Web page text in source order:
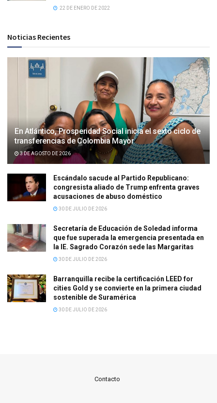
22 DE ENERO DE 2022
Noticias Recientes
En Atlántico, Prosperidad Social inicia el sexto ciclo de
transferencias de Colombia Mayor
3 DE AGOSTO DE 2026
Escándalo sacude al Partido Republicano:
congresista aliado de Trump enfrenta graves
acusaciones de abuso doméstico
30 DE JULIO DE 2026
Secretaría de Educación de Soledad informa
que fue superada la emergencia presentada en
la IE. Sagrado Corazón sede las Margaritas
30 DE JULIO DE 2026
Barranquilla recibe la certificación LEED for
cities Gold y se convierte en la primera ciudad
sostenible de Suramérica
30 DE JULIO DE 2026
Contacto